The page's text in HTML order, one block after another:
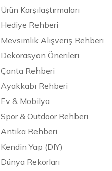
Ürün Karşılaştırmaları
Hediye Rehberi
Mevsimlik Alışveriş Rehberi
Dekorasyon Önerileri
Çanta Rehberi
Ayakkabı Rehberi
Ev & Mobilya
Spor & Outdoor Rehberi
Antika Rehberi
Kendin Yap (DIY)
Dünya Rekorları